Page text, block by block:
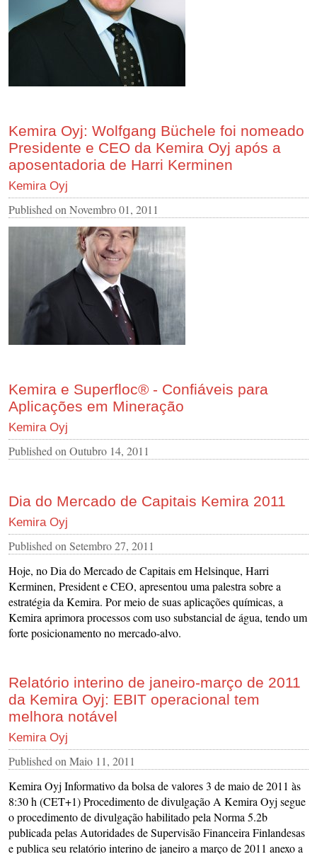
Kemira Oyj: Wolfgang Büchele foi nomeado
Presidente e CEO da Kemira Oyj após a
aposentadoria de Harri Kerminen
Kemira Oyj
Published on Novembro 01, 2011
Kemira e Superfloc® - Confiáveis para
Aplicações em Mineração
Kemira Oyj
Published on Outubro 14, 2011
Dia do Mercado de Capitais Kemira 2011
Kemira Oyj
Published on Setembro 27, 2011
Hoje, no Dia do Mercado de Capitais em Helsinque, Harri
Kerminen, President e CEO, apresentou uma palestra sobre a
estratégia da Kemira. Por meio de suas aplicações químicas, a
Kemira aprimora processos com uso substancial de água, tendo um
forte posicionamento no mercado-alvo.
Relatório interino de janeiro-março de 2011
da Kemira Oyj: EBIT operacional tem
melhora notável
Kemira Oyj
Published on Maio 11, 2011
Kemira Oyj Informativo da bolsa de valores 3 de maio de 2011 às
8:30 h (CET+1) Procedimento de divulgação A Kemira Oyj segue
o procedimento de divulgação habilitado pela Norma 5.2b
publicada pelas Autoridades de Supervisão Financeira Finlandesas
e publica seu relatório interino de janeiro a março de 2011 anexo a